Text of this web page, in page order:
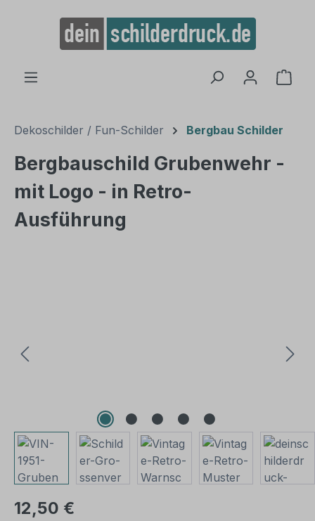
springen
Dekoschilder / Fun-Schilder Bergbau Schilder
Bergbauschild Grubenwehr -
mit Logo - in Retro-
Ausführung
12,50 €